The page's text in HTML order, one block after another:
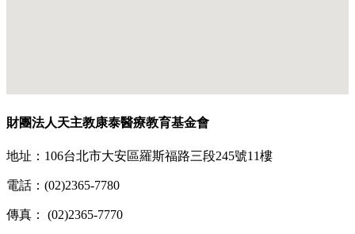
財團法人天主教康泰醫療教育基金會
地址：106台北市大安區羅斯福路三段245號11樓
電話：(02)2365-7780
傳真： (02)2365-7770